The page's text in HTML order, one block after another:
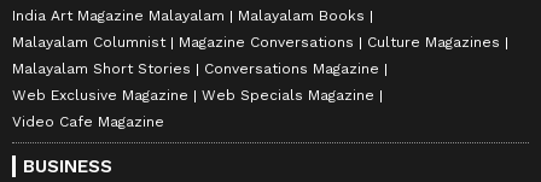
India Art Magazine Malayalam
Malayalam Books
Malayalam Columnist
Magazine Conversations
Culture Magazines
Malayalam Short Stories
Conversations Magazine
Web Exclusive Magazine
Web Specials Magazine
Video Cafe Magazine
BUSINESS